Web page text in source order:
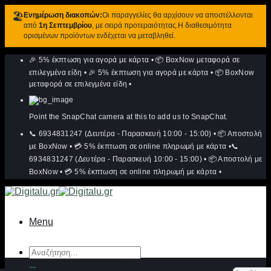
🏖️ Ενημέρωση διακοπών:Οι παραγγελίες θα αρχίσουν να αποστέλλονται
από 1η Σεπτεμβρίου, με σειρά προτεραιότητας.Η διαθεσιμότητα
ορισμένων προϊόντων ενδέχεται να μεταβληθεί.
περιεχόμενο
🎉 5% έκπτωση για αγορά με κάρτα • 📦 BoxNow μεταφορά σε
επιλεγμένα είδη • 🎉 5% έκπτωση για αγορά με κάρτα • 📦 BoxNow
μεταφορά σε επιλεγμένα είδη •
Point the SnapChat camera at this to add us to SnapChat.
📞 6934831247 (Δευτέρα - Παρασκευή 10:00 - 15:00) • 📦 Αποστολή
με BoxNow • 💳 5% έκπτωση σε online πληρωμή με κάρτα •📞
6934831247 (Δευτέρα - Παρασκευή 10:00 - 15:00) • 📦 Αποστολή με
BoxNow • 💳 5% έκπτωση σε online πληρωμή με κάρτα •
Menu
Αναζήτηση
για: